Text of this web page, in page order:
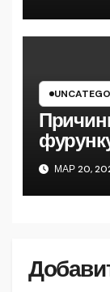
МАР 20,